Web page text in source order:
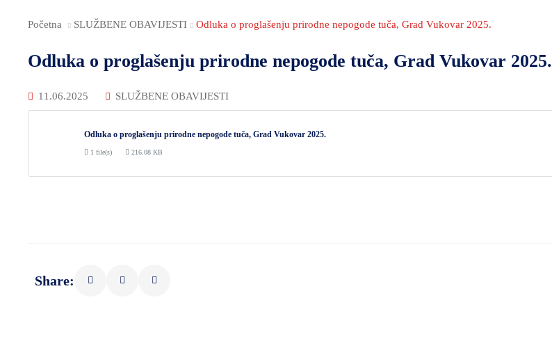
Početna SLUŽBENE OBAVIJESTI Odluka o proglašenju prirodne nepogode tuča, Grad Vukovar 2025.
Odluka o proglašenju prirodne nepogode tuča, Grad Vukovar 2025.
11.06.2025 SLUŽBENE OBAVIJESTI
Odluka o proglašenju prirodne nepogode tuča, Grad Vukovar 2025.
1 file(s) 216.08 KB
Share: